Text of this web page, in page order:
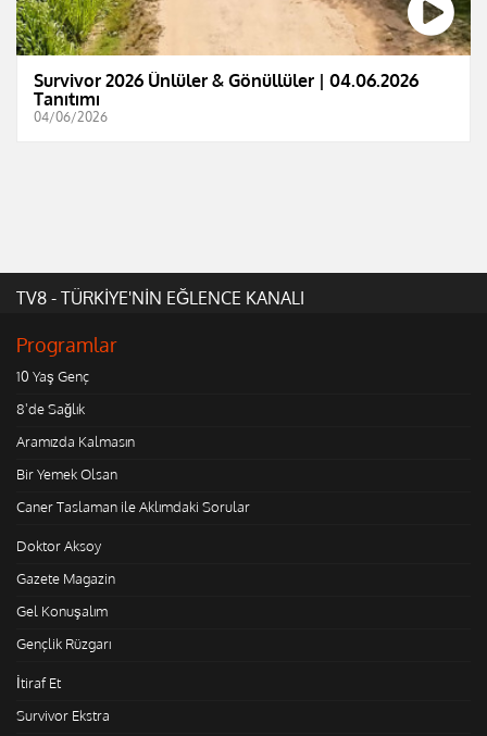
Survivor 2026 Ünlüler & Gönüllüler | 04.06.2026
Tanıtımı
04/06/2026
TV8 - TÜRKİYE'NİN EĞLENCE KANALI
Programlar
10 Yaş Genç
8'de Sağlık
Aramızda Kalmasın
Bir Yemek Olsan
Caner Taslaman ile Aklımdaki Sorular
Doktor Aksoy
Gazete Magazin
Gel Konuşalım
Gençlik Rüzgarı
İtiraf Et
Survivor Ekstra